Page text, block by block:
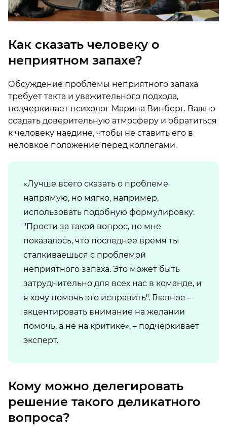
Как сказать человеку о
неприятном запахе?
Обсуждение проблемы неприятного запаха
требует такта и уважительного подхода,
подчеркивает психолог Марина Винберг. Важно
создать доверительную атмосферу и обратиться
к человеку наедине, чтобы не ставить его в
неловкое положение перед коллегами.
«Лучше всего сказать о проблеме
напрямую, но мягко, например,
использовать подобную формулировку:
"Прости за такой вопрос, но мне
показалось, что последнее время ты
сталкиваешься с проблемой
неприятного запаха. Это может быть
затруднительно для всех нас в команде, и
я хочу помочь это исправить". Главное –
акцентировать внимание на желании
помочь, а не на критике», – подчеркивает
эксперт.
Кому можно делегировать
решение такого деликатного
вопроса?